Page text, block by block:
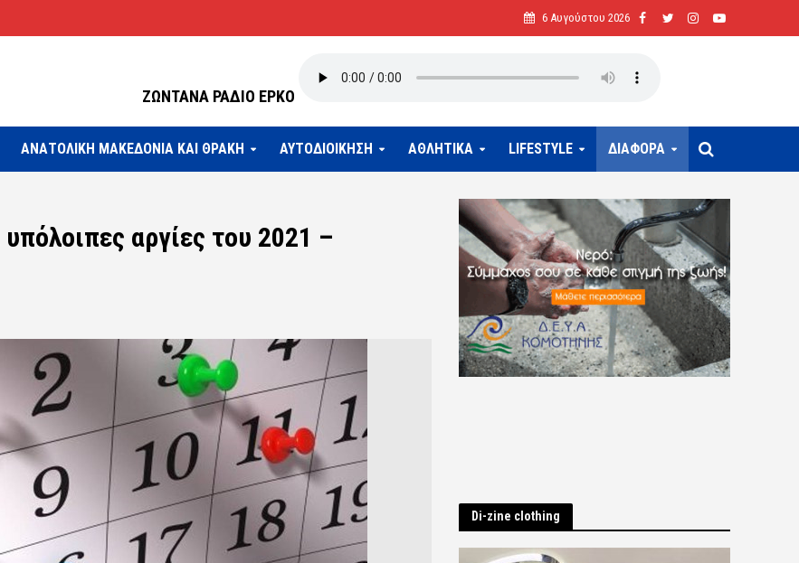
6 Αυγούστου 2026
ΖΩΝΤΑΝΑ ΡΑΔΙΟ ΕΡΚΟ
ΑΝΑΤΟΛΙΚΗ ΜΑΚΕΔΟΝΙΑ ΚΑΙ ΘΡΑΚΗ ΑΥΤΟΔΙΟΙΚΗΣΗ ΑΘΛΗΤΙΚΑ LIFESTYLE ΔΙΑΦΟΡΑ
αργίες του 2021 –
Di-zine clothing